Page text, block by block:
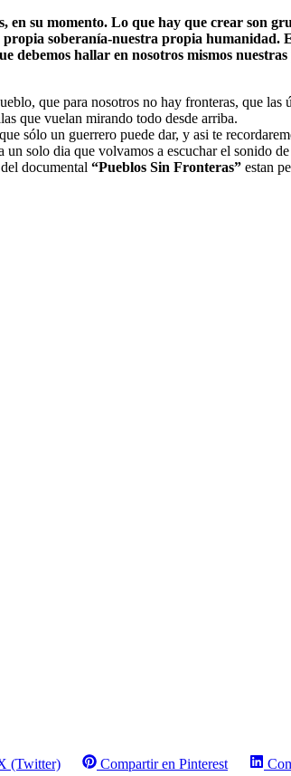
en su momento. Lo que hay que crear son
soberanía-nuestra propia
debemos hallar en nosotros mismos
que para nosotros no hay fronteras, que
que vuelan mirando todo desde arriba.
sólo un guerrero puede dar, y asi te
solo dia que volvamos a escuchar el sonido
documental “Pueblos Sin Fronteras” estan
(Twitter) Compartir en Pinterest